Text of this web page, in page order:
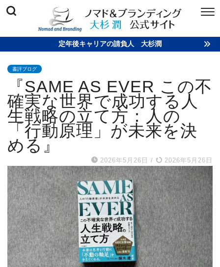
定年後キャリアの請負人 大杉潤
書評ブログ
『SAME AS EVER この不
確実な世界で成功する人
生戦略の立て方：人の
「行動原理」が未来を決
める』
2026年5月26日 / 2026年5月26日